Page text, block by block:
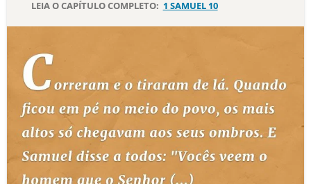
TEMAS
PERGUNTE À BÍBLIA IA
TERMO BÍBLICO JOGOS
QUEM SOMOS
LEIA O CAPÍTULO COMPLETO: 1 SAMUEL 10